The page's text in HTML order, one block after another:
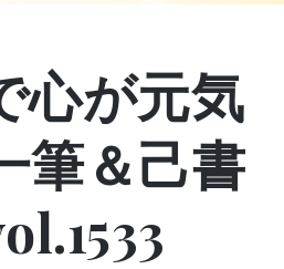
心が元気
筆＆己書